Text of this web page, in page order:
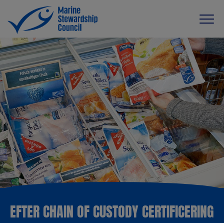
EFTER CHAIN OF CUSTODY CERTIFICERING